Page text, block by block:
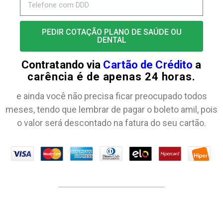
PEDIR COTAÇÃO PLANO DE SAÚDE OU
DENTAL
Contratando via Cartão de Crédito a
carência é de apenas 24 horas.
e ainda você não precisa ficar preocupado todos
meses, tendo que lembrar de pagar o boleto amil, pois
o valor será descontado na fatura do seu cartão.